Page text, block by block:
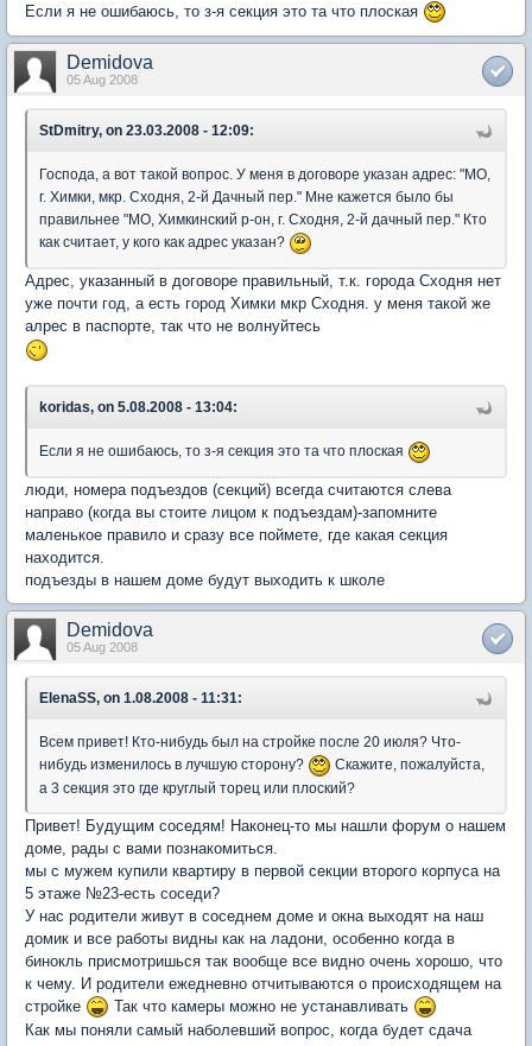
Если я не ошибаюсь, то з-я секция это та что плоская
Demidova
05 Aug 2008
StDmitry, on 23.03.2008 - 12:09:
Господа, а вот такой вопрос. У меня в договоре указан адрес: "МО,
г. Химки, мкр. Сходня, 2-й Дачный пер." Мне кажется было бы
правильнее "МО, Химкинский р-он, г. Сходня, 2-й дачный пер." Кто
как считает, у кого как адрес указан?
Адрес, указанный в договоре правильный, т.к. города Сходня нет
уже почти год, а есть город Химки мкр Сходня. у меня такой же
алрес в паспорте, так что не волнуйтесь
koridas, on 5.08.2008 - 13:04:
Если я не ошибаюсь, то з-я секция это та что плоская
люди, номера подъездов (секций) всегда считаются слева
направо (когда вы стоите лицом к подъездам)-запомните
маленькое правило и сразу все поймете, где какая секция
находится.
подъезды в нашем доме будут выходить к школе
Demidova
05 Aug 2008
ElenaSS, on 1.08.2008 - 11:31:
Всем привет! Кто-нибудь был на стройке после 20 июля? Что-
нибудь изменилось в лучшую сторону?
Скажите, пожалуйста,
а 3 секция это где круглый торец или плоский?
Привет! Будущим соседям! Наконец-то мы нашли форум о нашем
доме, рады с вами познакомиться.
мы с мужем купили квартиру в первой секции второго корпуса на
5 этаже №23-есть соседи?
У нас родители живут в соседнем доме и окна выходят на наш
домик и все работы видны как на ладони, особенно когда в
бинокль присмотришься так вообще все видно очень хорошо, что
к чему. И родители ежедневно отчитываются о происходящем на
стройке
Так что камеры можно не устанавливать
Как мы поняли самый наболевший вопрос, когда будет сдача